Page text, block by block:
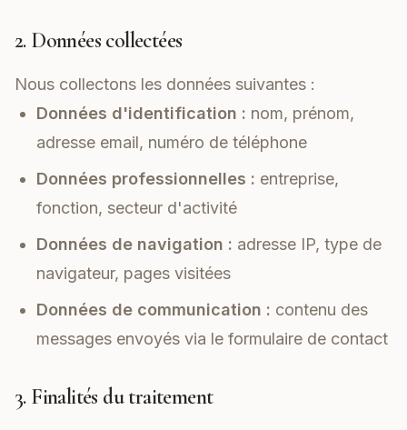
2. Données collectées
Nous collectons les données suivantes :
Données d'identification : nom, prénom,
adresse email, numéro de téléphone
Données professionnelles : entreprise,
fonction, secteur d'activité
Données de navigation : adresse IP, type de
navigateur, pages visitées
Données de communication : contenu des
messages envoyés via le formulaire de contact
3. Finalités du traitement